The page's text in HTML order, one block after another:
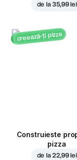
de la 35,99 lei
creează-ți pizza
Construieste
pizza
de la 22,99 lei